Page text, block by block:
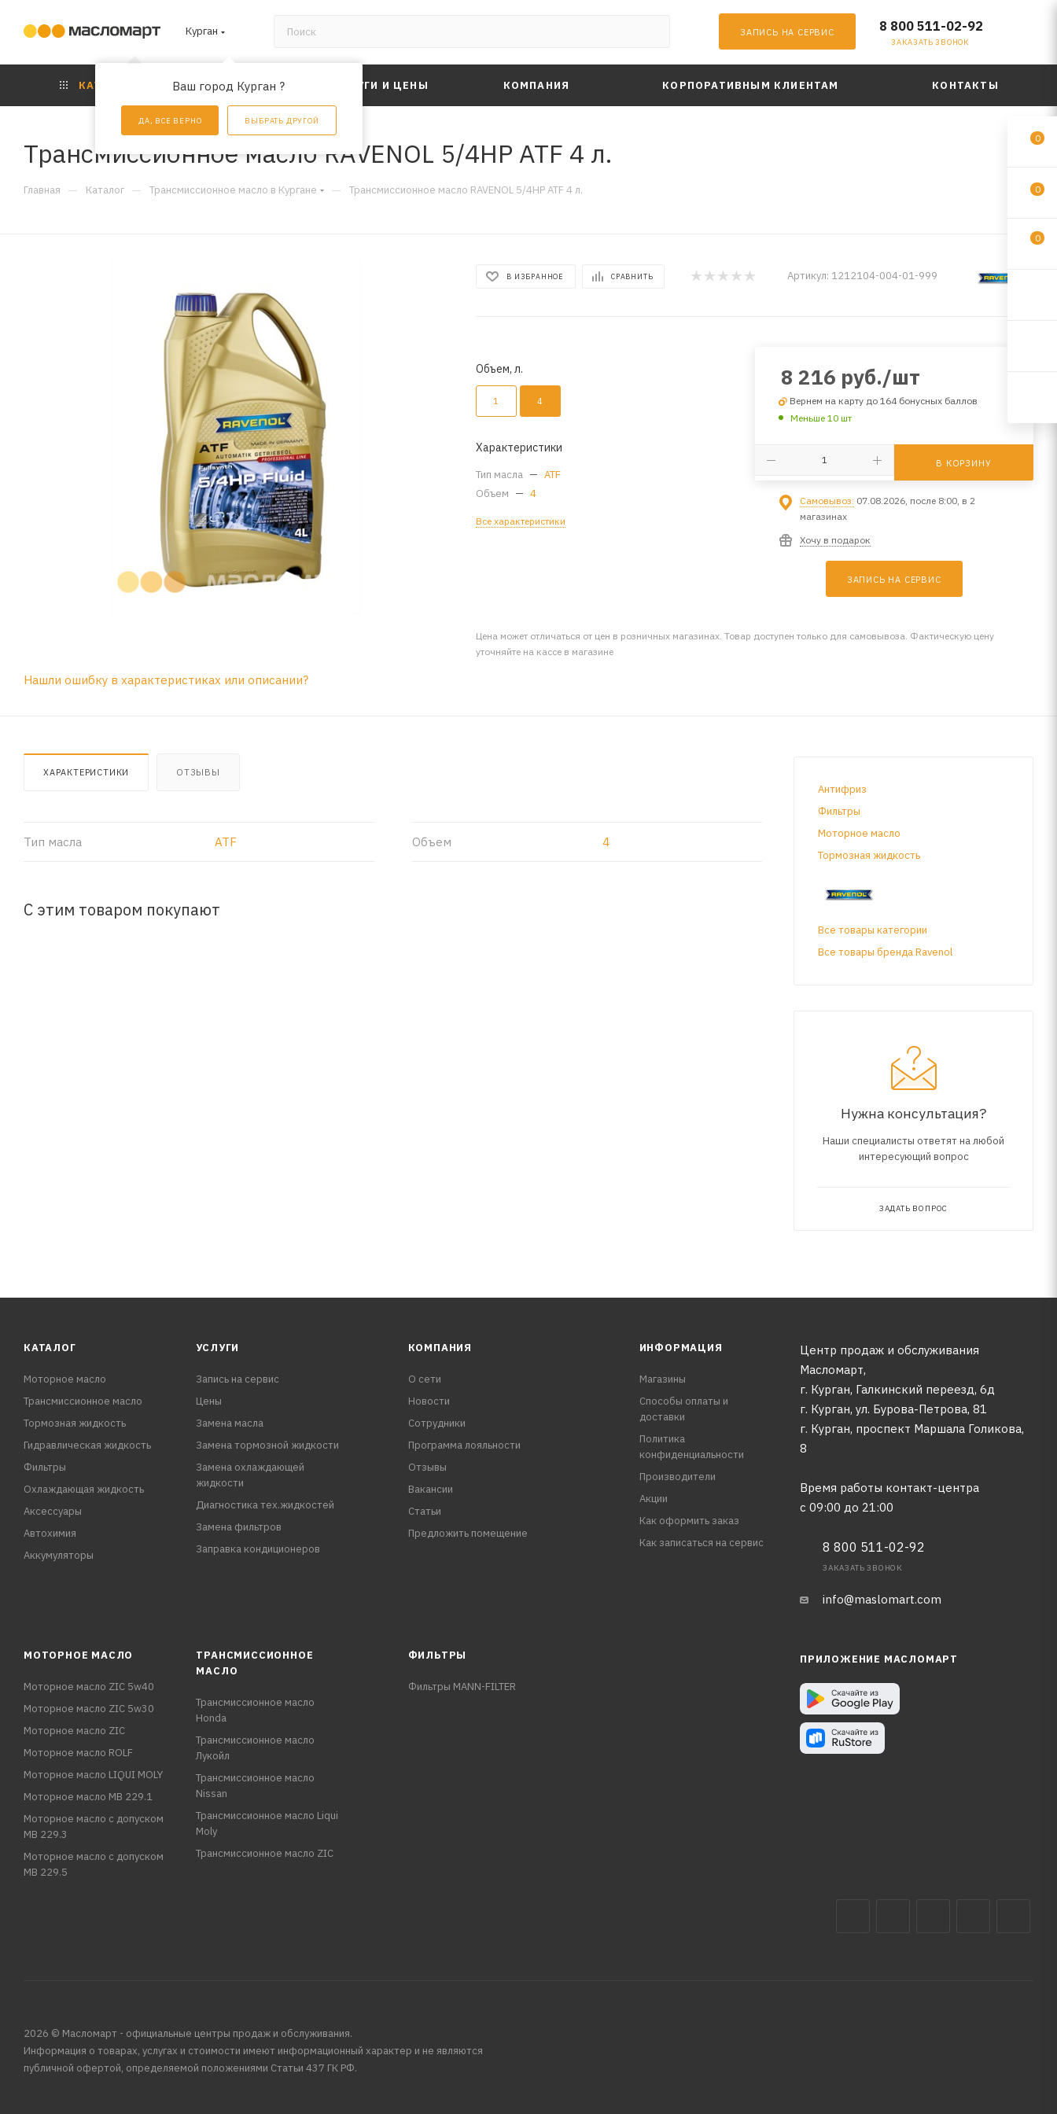
Курган
Ваш город Курган ?
ДА, ВСЕ ВЕРНО ВЫБРАТЬ ДРУГОЙ
ЗАПИСЬ НА СЕРВИС 8 800 511-02-92
ЗАКАЗАТЬ ЗВОНОК
КАТАЛОГ АКЦИИ УСЛУГИ И ЦЕНЫ КОМПАНИЯ КОРПОРАТИВНЫМ КЛИЕНТАМ КОНТАКТЫ
Трансмиссионное масло RAVENOL 5/4HP ATF 4 л.
Главная — Каталог — Трансмиссионное масло в Кургане — Трансмиссионное масло RAVENOL 5/4HP ATF 4 л.
В ИЗБРАННОЕ СРАВНИТЬ Артикул: 1212104-004-01-999
Объем, л.
1 4
Характеристики
Тип масла — ATF
Объем — 4
Все характеристики
8 216 руб./шт
Вернем на карту до 164 бонусных баллов
Меньше 10 шт
В КОРЗИНУ
Самовывоз: 07.08.2026, после 8:00, в 2
магазинах
Хочу в подарок
ЗАПИСЬ НА СЕРВИС
Цена может отличаться от цен в розничных магазинах. Товар доступен только для самовывоза. Фактическую цену
уточняйте на кассе в магазине
Нашли ошибку в характеристиках или описании?
ХАРАКТЕРИСТИКИ ОТЗЫВЫ
Тип масла ATF Объем 4
С этим товаром покупают
Антифриз
Фильтры
Моторное масло
Тормозная жидкость
Все товары категории
Все товары бренда Ravenol
Нужна консультация?
Наши специалисты ответят на любой
интересующий вопрос
ЗАДАТЬ ВОПРОС
КАТАЛОГ
Моторное масло
Трансмиссионное масло
Тормозная жидкость
Гидравлическая жидкость
Фильтры
Охлаждающая жидкость
Аксессуары
Автохимия
Аккумуляторы
УСЛУГИ
Запись на сервис
Цены
Замена масла
Замена тормозной жидкости
Замена охлаждающей
жидкости
Диагностика тех.жидкостей
Замена фильтров
Заправка кондиционеров
КОМПАНИЯ
О сети
Новости
Сотрудники
Программа лояльности
Отзывы
Вакансии
Статьи
Предложить помещение
ИНФОРМАЦИЯ
Магазины
Способы оплаты и
доставки
Политика
конфиденциальности
Производители
Акции
Как оформить заказ
Как записаться на сервис
Центр продаж и обслуживания
Масломарт,
г. Курган, Галкинский переезд, 6д
г. Курган, ул. Бурова-Петрова, 81
г. Курган, проспект Маршала Голикова,
8
Время работы контакт-центра
с 09:00 до 21:00
8 800 511-02-92
ЗАКАЗАТЬ ЗВОНОК
info@maslomart.com
МОТОРНОЕ МАСЛО
Моторное масло ZIC 5w40
Моторное масло ZIC 5w30
Моторное масло ZIC
Моторное масло ROLF
Моторное масло LIQUI MOLY
Моторное масло MB 229.1
Моторное масло с допуском
MB 229.3
Моторное масло с допуском
MB 229.5
ТРАНСМИССИОННОЕ
МАСЛО
Трансмиссионное масло
Honda
Трансмиссионное масло
Лукойл
Трансмиссионное масло
Nissan
Трансмиссионное масло Liqui
Moly
Трансмиссионное масло ZIC
ФИЛЬТРЫ
Фильтры MANN-FILTER
ПРИЛОЖЕНИЕ МАСЛОМАРТ
2026 © Масломарт - официальные центры продаж и обслуживания.
Информация о товарах, услугах и стоимости имеют информационный характер и не являются
публичной офертой, определяемой положениями Статьи 437 ГК РФ.
0
0
0